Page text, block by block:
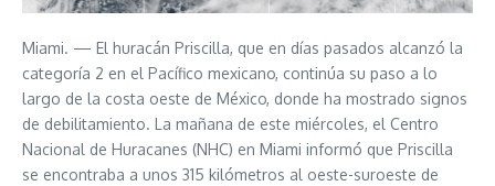
Miami. — El huracán Priscilla, que en días pasados ​​alcanzó la
categoría 2 en el Pacífico mexicano, continúa su paso a lo
largo de la costa oeste de México, donde ha mostrado signos
de debilitamiento. La mañana de este miércoles, el Centro
Nacional de Huracanes (NHC) en Miami informó que Priscilla
se encontraba a unos 315 kilómetros al oeste-suroeste de